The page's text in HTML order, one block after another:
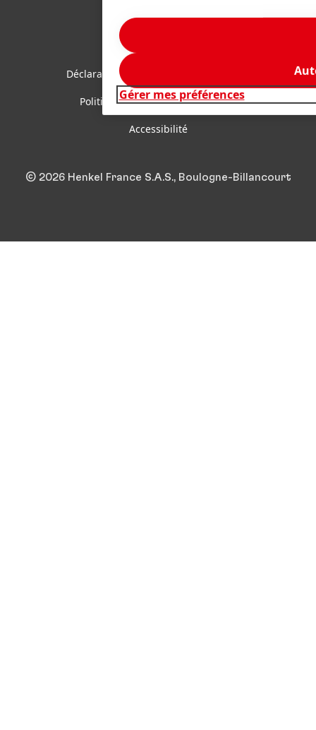
Editeur
Conditions d’utilisation
Déclaration de protection des données
Politique d’utilisation des cookies
Accessibilité
© 2026 Henkel France S.A.S., Boulogne-Billancourt
Gérer mes préférences